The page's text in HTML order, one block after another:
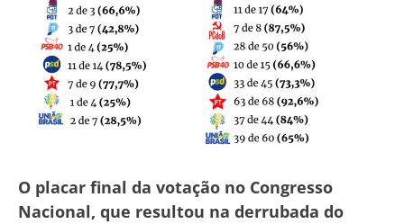
O placar final da votação no Congresso
Nacional, que resultou na derrubada do